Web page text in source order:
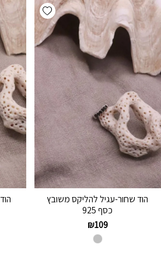
Add wishlist
הוד שחור-עגיל להליקס משובץ
כסף 925
₪109